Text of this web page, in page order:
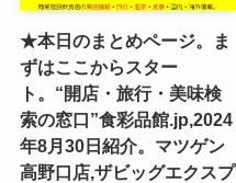
★本日のまとめページ。ま
ずはここからスター
ト。“開店・旅行・美味検
索の窓口”食彩品館.jp,2024
年8月30日紹介。マツゲン
高野口店,ザビッグエクスプ